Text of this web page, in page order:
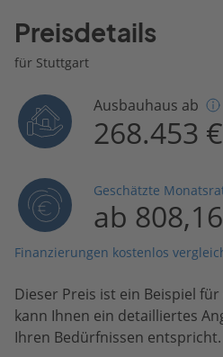
Preisdetails
für Stuttgart
Ausbauhaus ab
268.453 €
Geschätzte
ab
Finanzierungen kostenlos
Dieser Preis ist ein Beispiel
kann Ihnen ein detailliertes
Ihren Bedürfnissen entspricht.